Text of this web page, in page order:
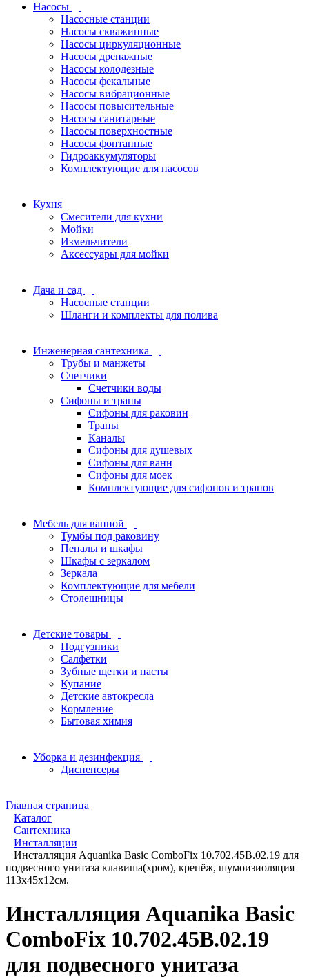
Насосы
Насосные станции
Насосы скважинные
Насосы циркуляционные
Насосы дренажные
Насосы колодезные
Насосы фекальные
Насосы вибрационные
Насосы повысительные
Насосы санитарные
Насосы поверхностные
Насосы фонтанные
Гидроаккумуляторы
Комплектующие для насосов
Кухня
Смесители для кухни
Мойки
Измельчители
Аксессуары для мойки
Дача и сад
Насосные станции
Шланги и комплекты для полива
Инженерная сантехника
Трубы и манжеты
Счетчики
Счетчики воды
Сифоны и трапы
Сифоны для раковин
Трапы
Каналы
Сифоны для душевых
Сифоны для ванн
Сифоны для моек
Комплектующие для сифонов и трапов
Мебель для ванной
Тумбы под раковину
Пеналы и шкафы
Шкафы с зеркалом
Зеркала
Комплектующие для мебели
Столешницы
Детские товары
Подгузники
Салфетки
Зубные щетки и пасты
Купание
Детские автокресла
Кормление
Бытовая химия
Уборка и дезинфекция
Диспенсеры
Главная страница
Каталог
Сантехника
Инсталляции
Инсталляция Aquanika Basic ComboFix 10.702.45B.02.19 для
подвесного унитаза клавиша(хром), крепёж, шумоизиоляция
113х45х12см.
Инсталляция Aquanika Basic
ComboFix 10.702.45B.02.19
для подвесного унитаза